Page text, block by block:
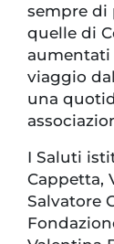
sempre di
quelle di
viaggio
una
I Saluti
Cappetta,
Salvatore